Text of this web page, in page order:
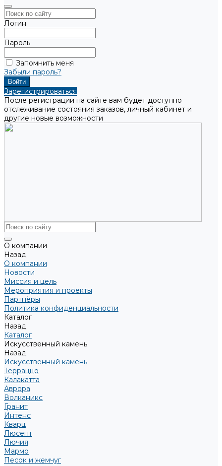
Логин
Пароль
Запомнить меня
Забыли пароль?
Зарегистрироваться
После регистрации на сайте вам будет доступно
отслеживание состояния заказов, личный кабинет и
другие новые возможности
О компании
Назад
О компании
Новости
Миссия и цель
Мероприятия и проекты
Партнёры
Политика конфиденциальности
Каталог
Назад
Каталог
Искусственный камень
Назад
Искусственный камень
Терраццо
Калакатта
Аврора
Волканикс
Гранит
Интенс
Кварц
Люсент
Лючия
Мармо
Песок и жемчуг